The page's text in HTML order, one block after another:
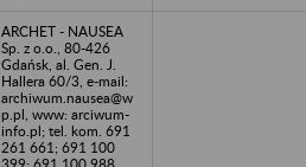
ARCHET - NAUSEA
Sp. z o.o., 80-426
Gdańsk, al. Gen. J.
Hallera 60/3, e-mail:
archiwum.nausea@w
p.pl, www: arciwum-
info.pl; tel. kom. 691
261 661; 691 100